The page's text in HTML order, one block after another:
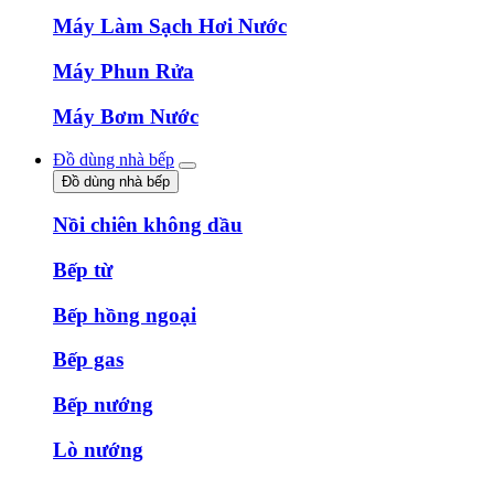
Máy Làm Sạch Hơi Nước
Máy Phun Rửa
Máy Bơm Nước
Đồ dùng nhà bếp
Đồ dùng nhà bếp
Nồi chiên không dầu
Bếp từ
Bếp hồng ngoại
Bếp gas
Bếp nướng
Lò nướng